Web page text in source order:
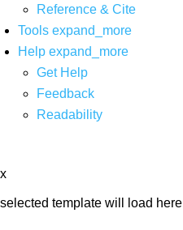
Reference & Cite
Tools expand_more
Help expand_more
Get Help
Feedback
Readability
x
selected template will load here